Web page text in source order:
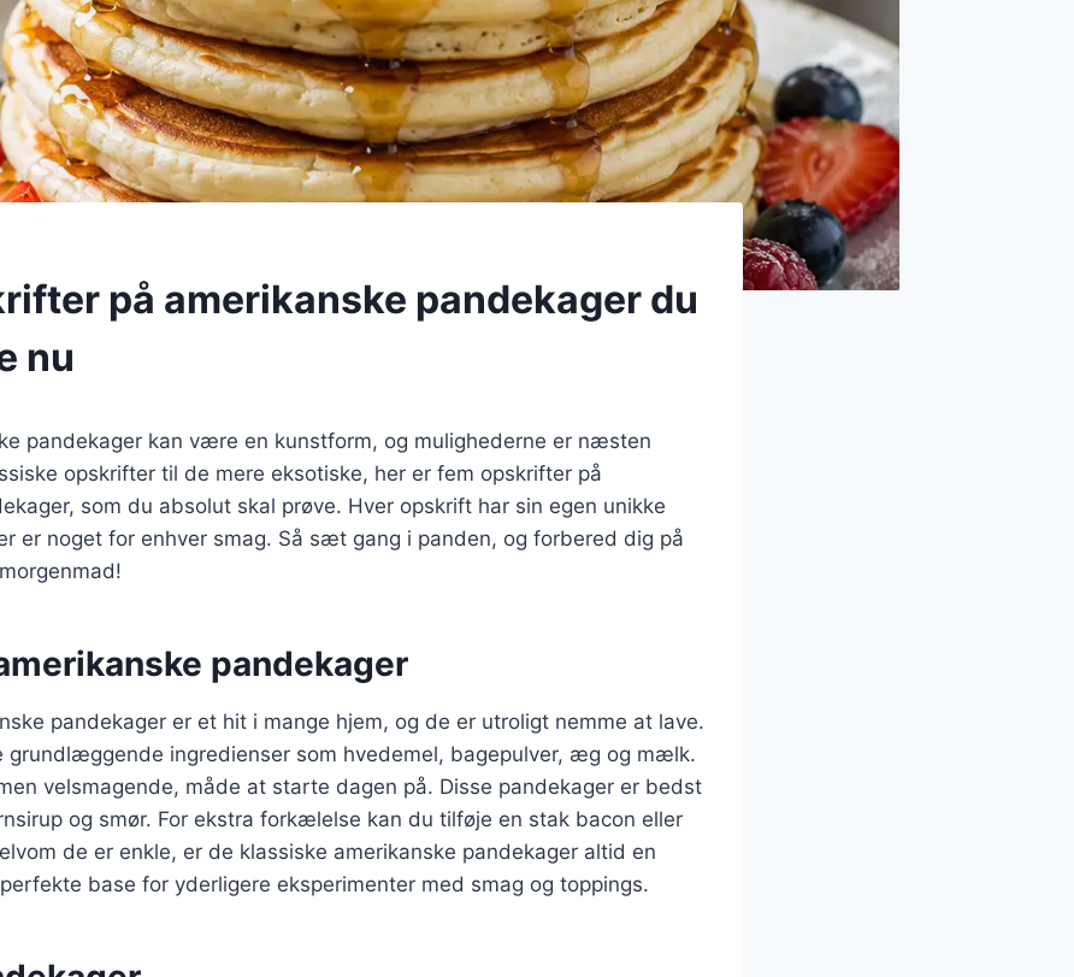
på amerikanske pandekager du
nu
pandekager kan være en kunstform, og mulighederne er næsten
opskrifter til de mere eksotiske, her er fem opskrifter på
som du absolut skal prøve. Hver opskrift har sin egen unikke
er noget for enhver smag. Så sæt gang i panden, og forbered dig på
pandekager
pandekager er et hit i mange hjem, og de er utroligt nemme at lave.
grundlæggende ingredienser som hvedemel, bagepulver, æg og mælk.
velsmagende, måde at starte dagen på. Disse pandekager er bedst
og smør. For ekstra forkælelse kan du tilføje en stak bacon eller
de er enkle, er de klassiske amerikanske pandekager altid en
base for yderligere eksperimenter med smag og toppings.